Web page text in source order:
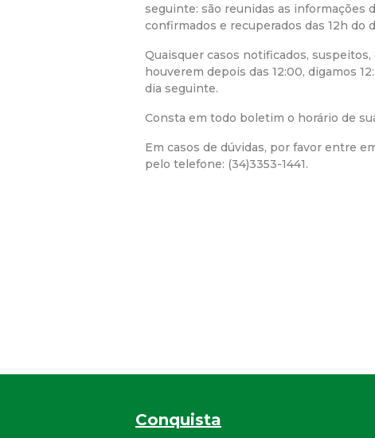
seguinte: são reunidas as informações
confirmados e recuperados das 12h do
Quaisquer casos notificados,
houverem depois das 12:00, digamos
dia seguinte.
Consta em todo boletim o horário de
Em casos de dúvidas, por favor entre
pelo telefone: (34)3353-1441.
Conquista